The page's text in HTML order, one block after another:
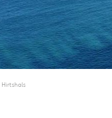
Hirtshals